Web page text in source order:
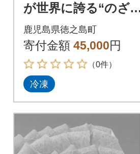
が世界に誇る“のざ
牛”ロースすき焼きギ
フト
鹿児島県徳之島町
寄付金額 45,000円
（0件）
冷凍